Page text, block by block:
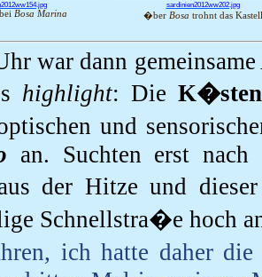
Bosa Marina
sardinien2012ww202.jpg
�ber Bosa trohnt das Kastell
war dann
highlight:Die
und
an. Suchten erst
der Hitze und
Schnellstra�e hoch
ich hatte daher